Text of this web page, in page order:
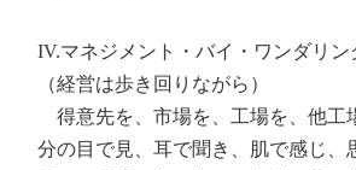
IV.マネジメント・バイ・ワンダリン
（経営は歩き回りながら）
得意先を、市場を、工場を、他工
分の目で見、耳で聞き、肌で感じ、